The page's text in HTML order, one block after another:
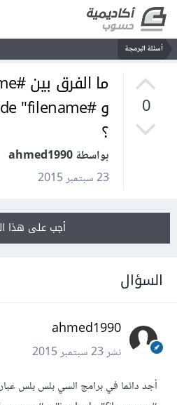
أسئلة البرمجة
0
؟
بواسطة ahmed1990
23 سبتمبر 2015
أجب على هذا
السؤال
ahmed1990
نشر23 سبتمبر 2015
أجد دائما في برامج السي بلس بلس